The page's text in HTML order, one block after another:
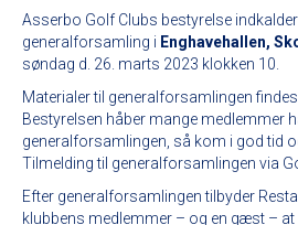
Asserbo Golf Clubs bestyrelse indkalder
generalforsamling i Enghavehallen,
søndag d. 26. marts 2023 klokken 10.
Materialer til generalforsamlingen
Bestyrelsen håber mange medlemmer
generalforsamlingen, så kom i god tid
Tilmelding til generalforsamlingen via
Efter generalforsamlingen tilbyder
klubbens medlemmer – og en gæst –